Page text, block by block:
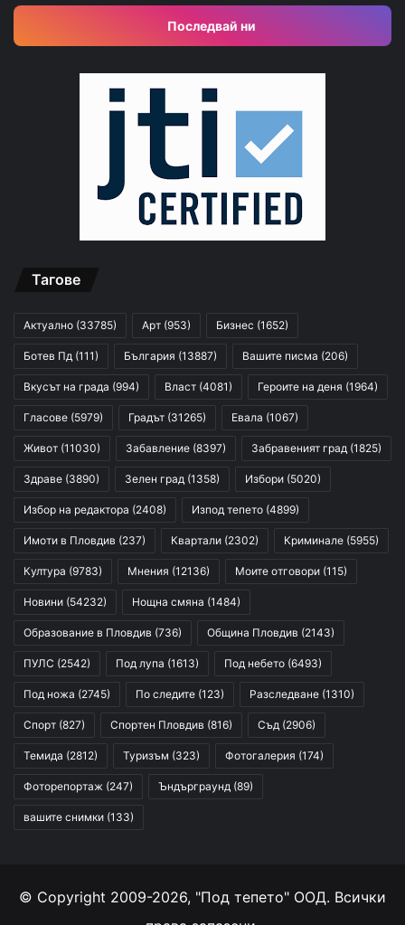
Последвай ни
Тагове
Актуално (33785) Арт (953) Бизнес (1652)
Ботев Пд (111) България (13887) Вашите писма (206)
Вкусът на града (994) Власт (4081) Героите на деня (1964)
Гласове (5979) Градът (31265) Евала (1067)
Живот (11030) Забавление (8397) Забравеният град (1825)
Здраве (3890) Зелен град (1358) Избори (5020)
Избор на редактора (2408) Изпод тепето (4899)
Имоти в Пловдив (237) Квартали (2302) Криминале (5955)
Култура (9783) Мнения (12136) Моите отговори (115)
Новини (54232) Нощна смяна (1484)
Образование в Пловдив (736) Община Пловдив (2143)
ПУЛС (2542) Под лупа (1613) Под небето (6493)
Под ножа (2745) По следите (123) Разследване (1310)
Спорт (827) Спортен Пловдив (816) Съд (2906)
Темида (2812) Туризъм (323) Фотогалерия (174)
Фоторепортаж (247) Ъндърграунд (89)
вашите снимки (133)
© Copyright 2009-2026, "Под тепето" ООД. Всички